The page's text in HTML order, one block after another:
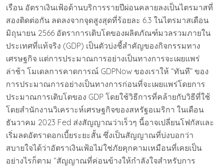
เรือน อัตราเงินเฟ้อด้านบริการรายปีผ่อนคลายลงเป็นไตรมาสที่
สองติดต่อกัน ลดลงจากจุดสูงสุดที่ร้อยละ 6.3 ในไตรมาสเดือน
มิถุนายน 2566 อัตราการเติบโตของผลิตภัณฑ์มวลรวมภายใน
ประเทศที่แท้จริง (GDP) เป็นตัวบ่งชี้สำคัญของกิจกรรมทาง
เศรษฐกิจ แต่การประมาณการอย่างเป็นทางการจะเผยแพร่
ล่าช้า โมเดลการคาดการณ์ GDPNow ของเราให้ “ทันที” ของ
การประมาณการอย่างเป็นทางการก่อนที่จะเผยแพร่โดยการ
ประมาณการเติบโตของ GDP โดยใช้วิธีการที่คล้ายกับวิธีที่ใช้
โดยสำนักงานวิเคราะห์เศรษฐกิจของสหรัฐอเมริกา ในเดือน
ธันวาคม 2023 Fed ส่งสัญญาณว่าเร็วๆ นี้อาจเปลี่ยนโฟกัสและ
เริ่มลดอัตราดอกเบี้ยระยะสั้น ซึ่งเป็นสัญญาณที่บ่งบอกว่า
สบายใจได้ว่าอัตราเงินเฟ้อไม่ใช่ภัยคุกคามเหมือนที่เคยเป็น
อย่างไรก็ตาม “สัญญาณที่ค่อนข้างให้กำลังใจสำหรับการ